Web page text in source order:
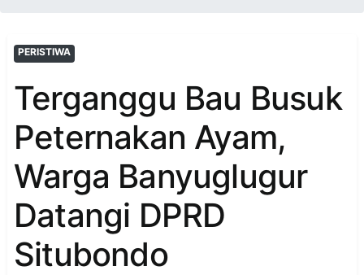
PERISTIWA
Terganggu Bau Busuk
Peternakan Ayam,
Warga Banyuglugur
Datangi DPRD
Situbondo